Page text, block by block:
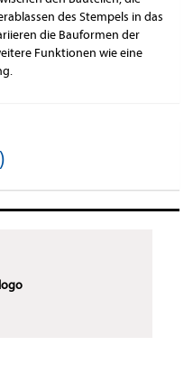
des Stempels in das
die Bauformen der
Funktionen wie eine